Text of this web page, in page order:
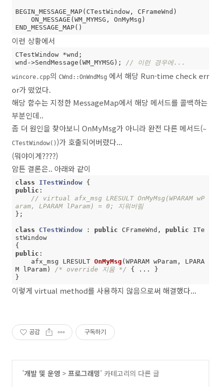
BEGIN_MESSAGE_MAP(CTestWindow, CFrameWnd)
END_MESSAGE_MAP()
이런 상황에서
CTestWindow *wnd;
wnd->SendMessage(WM_MYMSG);
// 이런 경우에...
wincore.cpp의 CWnd::OnWndMsg 에서 해당 Run-time check err
or가 떴었다.
해당 함수는 지정한 MessageMap에서 해당 메서드를 콜백하는
부분인데..
좀 더 원인을 찾아보니 OnMyMsg가 아니라 완전 다른 메서드(~
CTestWindow())가 호출되어버렸다...
(뭐야이게????)
암튼 결론은.. 아래와 같이
class ITestWindow {
public :
// virtual afx_msg LRESULT OnMyMsg(WPARAM wP
aram, LPARAM lParam) = 0; 지워버림
};
class CTestWindow : public CFrameWnd, public ITe
stWindow
public :
afx_msg LRESULT OnMyMsg (WPARAM wParam, LPARA
M lParam)
/* override 지움 */
{ ... }
}
이렇게 virtual method를 사용하지 않음으로써 해결했다...
공감 구독하기
'개발 및 운영 > 프로그래밍' 카테고리의 다른 글